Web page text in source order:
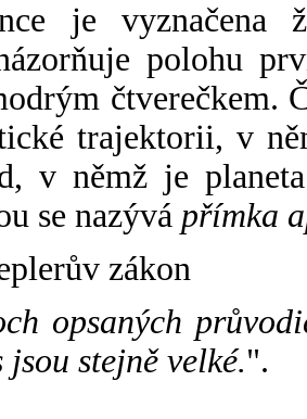
je vyznačena
polohu
čtverečkem.
trajektorii, v
v němž je
se nazývá přímka
zákon
opsaných
jsou stejně velké.".